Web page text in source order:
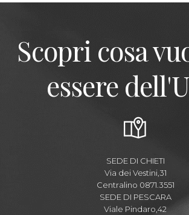
Scopri cosa
essere
SEDE DI CHIETI
Via dei Vestini,31
Centralino 0871.3551
SEDE DI PESCARA
Viale Pindaro,42